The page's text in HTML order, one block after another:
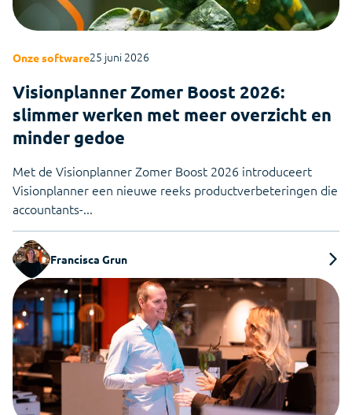
Onze software25 juni 2026
Visionplanner Zomer Boost 2026:
slimmer werken met meer overzicht en
minder gedoe
Met de Visionplanner Zomer Boost 2026 introduceert
Visionplanner een nieuwe reeks productverbeteringen die
accountants-...
Francisca Grun